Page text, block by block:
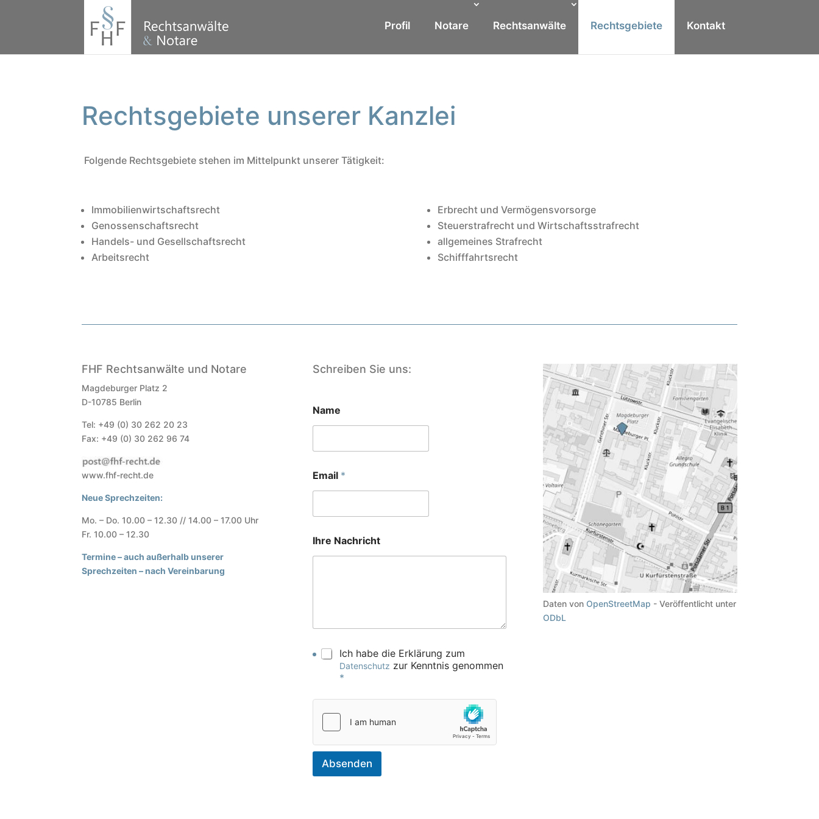
Profil Notare Rechtsanwälte Rechtsgebiete Kontakt
Rechtsgebiete unserer Kanzlei
Folgende Rechtsgebiete stehen im Mittelpunkt unserer Tätigkeit:
Immobilienwirtschaftsrecht
Genossenschaftsrecht
Handels- und Gesellschaftsrecht
Arbeitsrecht
Erbrecht und Vermögensvorsorge
Steuerstrafrecht und Wirtschaftsstrafrecht
allgemeines Strafrecht
Schifffahrtsrecht
FHF Rechtsanwälte und Notare
Magdeburger Platz 2
D-10785 Berlin
Tel: +49 (0) 30 262 20 23
Fax: +49 (0) 30 262 96 74
www.fhf-recht.de
Neue Sprechzeiten:
Mo. – Do. 10.00 – 12.30 // 14.00 – 17.00 Uhr
Fr. 10.00 – 12.30
Termine – auch außerhalb unserer
Sprechzeiten – nach Vereinbarung
Schreiben Sie uns:
Name
Email *
Ihre Nachricht
Ich habe die Erklärung zum
Datenschutz zur Kenntnis genommen
*
Absenden
Daten von OpenStreetMap - Veröffentlicht unter
ODbL